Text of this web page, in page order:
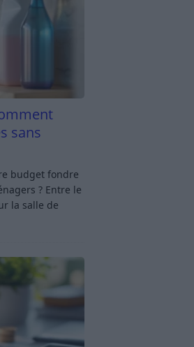
sans
budget fondre
? Entre le
la salle de